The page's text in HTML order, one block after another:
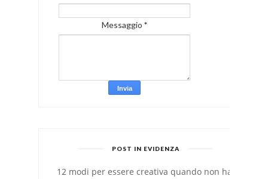
Messaggio *
POST IN EVIDENZA
12 modi per essere creativa quando non hai